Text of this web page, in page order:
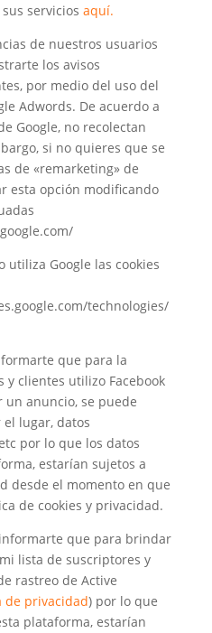
servicios aquí.
de nuestros usuarios
los avisos
por medio del uso del
Adwords. De acuerdo a
Google, no recolectan
si no quieres que se
de «remarketing» de
esta opción modificando
utiliza Google las cookies
technologies/
que para la
clientes utilizo Facebook
anuncio, se puede
lugar, datos
por lo que los datos
estarían sujetos a
desde el momento en que
de cookies y privacidad.
que para brindar
lista de suscriptores y
rastreo de Active
de privacidad) por lo que
plataforma, estarían